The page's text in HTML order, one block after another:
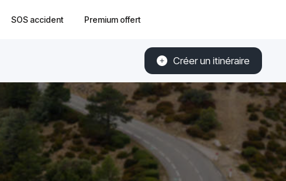
SOS accident Premium offert
Créer un itinéraire